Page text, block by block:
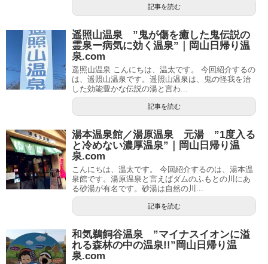
記事を読む
遥照山温泉 ”鬼が傷を癒した鬼伝説の
霊泉ー病気に効く温泉”｜岡山日帰り温
泉.com
遥照山温泉 こんにちは、温太です。 今回紹介するの
は、遥照山温泉です。遥照山温泉は、鬼の怪我を治
した効能豊かな伝説の湯と言わ...
記事を読む
湯本温泉館／湯原温泉 元湯 ”1度入る
と冷めない濃厚温泉”｜岡山日帰り温
泉.com
こんにちは、温太です。 今回紹介するのは、湯本温
泉館です。湯原温泉と言えばダムのふもとの川にあ
る砂湯が有名です。砂湯は自然の川...
記事を読む
和気鵜飼谷温泉 ”マイナスイオンに溢
れる森林の中の温泉!!”岡山日帰り温
泉.com